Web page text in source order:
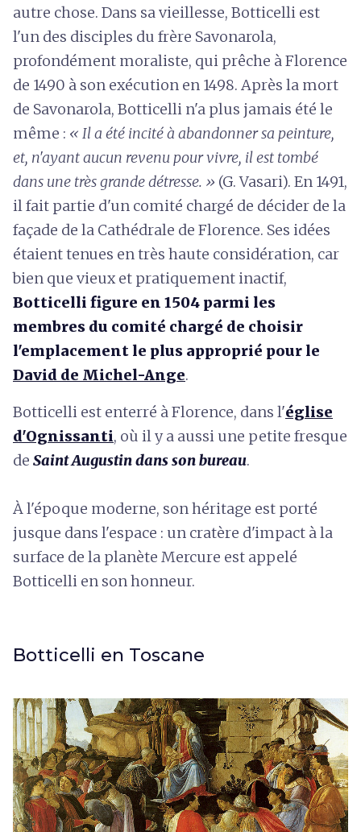
autre chose. Dans sa vieillesse, Botticelli est
l'un des disciples du frère Savonarola,
profondément moraliste, qui prêche à Florence
de 1490 à son exécution en 1498. Après la mort
de Savonarola, Botticelli n'a plus jamais été le
même : « Il a été incité à abandonner sa peinture,
et, n'ayant aucun revenu pour vivre, il est tombé
dans une très grande détresse. » (G. Vasari). En 1491,
il fait partie d'un comité chargé de décider de la
façade de la Cathédrale de Florence. Ses idées
étaient tenues en très haute considération, car
bien que vieux et pratiquement inactif,
Botticelli figure en 1504 parmi les
membres du comité chargé de choisir
l'emplacement le plus approprié pour le
David de Michel-Ange.
Botticelli est enterré à Florence, dans l'église
d'Ognissanti, où il y a aussi une petite fresque
de Saint Augustin dans son bureau.
À l'époque moderne, son héritage est porté
jusque dans l'espace : un cratère d'impact à la
surface de la planète Mercure est appelé
Botticelli en son honneur.
Botticelli en Toscane